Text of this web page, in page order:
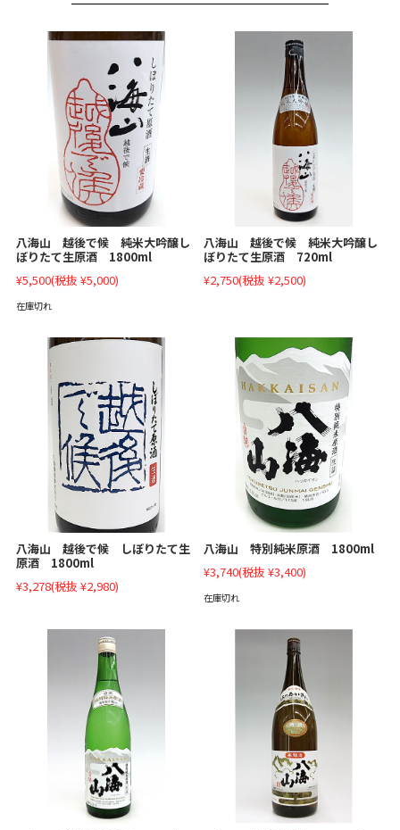
八海山 越後で候 純米大吟醸し
ぼりたて生原酒 1800ml
¥5,500(税抜 ¥5,000)
在庫切れ
八海山 越後で候 純米大吟醸し
ぼりたて生原酒 720ml
¥2,750(税抜 ¥2,500)
八海山 越後で候 しぼりたて生
原酒 1800ml
¥3,278(税抜 ¥2,980)
八海山 特別純米原酒 1800ml
¥3,740(税抜 ¥3,400)
在庫切れ